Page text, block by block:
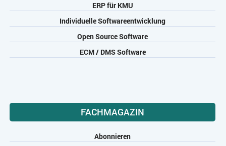
ERP für KMU
Individuelle Softwareentwicklung
Open Source Software
ECM / DMS Software
FACHMAGAZIN
Abonnieren